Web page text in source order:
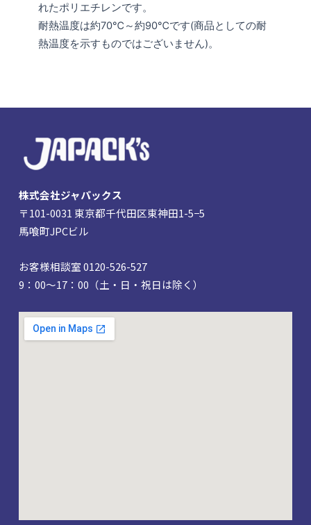
れたポリエチレンです。
耐熱温度は約70℃～約90℃です(商品としての耐
熱温度を示すものではございません)。
株式会社ジャパックス
〒101-0031 東京都千代田区東神田1-5−5
馬喰町JPCビル
お客様相談室 0120-526-527
9：00～17：00（土・日・祝日は除く）